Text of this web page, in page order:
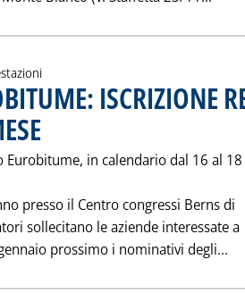
ISCRIZIONE
Eurobitume, in calendario dal 16 al 18
presso il Centro congressi Berns di
sollecitano le aziende interessate a
prossimo i nominativi degli...